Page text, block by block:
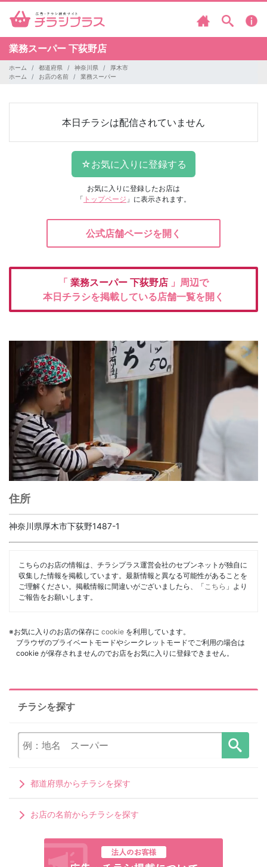
業務スーパー 下荻野店
ホーム 都道府県 神奈川県
厚木市
ホーム
お店の名前 業務スーパー
本日チラシは配信されていません
お気に入りに登録したお店は
「 トップページ 」に表示されます。
公式店舗ページを開く
「 業務スーパー 下荻野店 」周辺で
本日チラシを掲載している店舗一覧を開く
住所
神奈川県厚木市下荻野1487-1
こちらのお店の情報は、チラシプラス運営会社のセブンネットが独自に
収集した情報を掲載しています。最新情報と異なる可能性があることを
ご理解ください。掲載情報に間違いがございましたら、「 こちら 」より
ご報告をお願いします。
※お気に入りのお店の保存に cookie を利用しています。
ブラウザのプライベートモードやシークレットモードでご利用の場合は
cookie が保存されませんのでお店をお気に入りに登録できません。
チラシを探す
都道府県からチラシを探す
お店の名前からチラシを探す